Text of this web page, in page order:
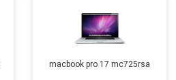
macbook pro 17 mc725rsa